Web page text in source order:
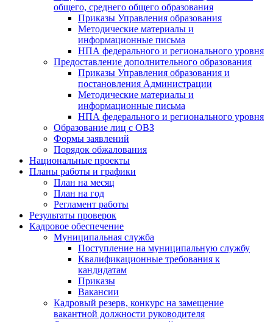
общего, среднего общего образования
Приказы Управления образования
Методические материалы и
информационные письма
НПА федерального и регионального уровня
Предоставление дополнительного образования
Приказы Управления образования и
постановления Администрации
Методические материалы и
информационные письма
НПА федерального и регионального уровня
Образование лиц с ОВЗ
Формы заявлений
Порядок обжалования
Национальные проекты
Планы работы и графики
План на месяц
План на год
Регламент работы
Результаты проверок
Кадровое обеспечение
Муниципальная служба
Поступление на муниципальную службу
Квалификационные требования к
кандидатам
Приказы
Вакансии
Кадровый резерв, конкурс на замещение
вакантной должности руководителя